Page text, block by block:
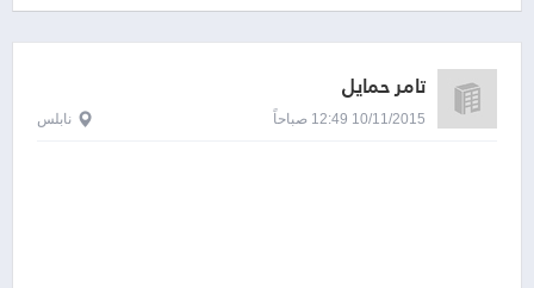
تامر حمايل
10/11/2015 12:49 صباحاً نابلس